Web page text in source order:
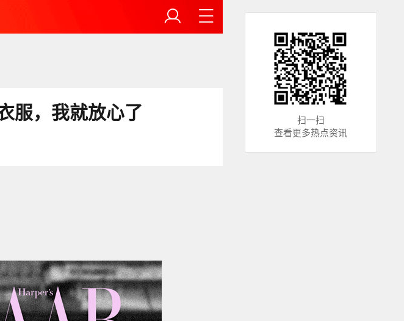
服，我就放心了
扫一扫
查看更多热点资讯